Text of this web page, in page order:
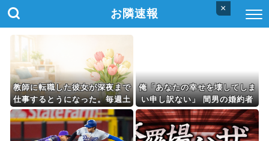
×
お隣速報
教師に転職した彼女が深夜まで
仕事するとうになった。毎週土
日を空けても月に数回しか会え
ず…もう結婚生活が想像できな
い。
俺「あなたの幸せを壊してしま
い申し訳ない」 間男の婚約者
「私は結婚する前でしたか
ら……..」 俺「そう言ってくだ
さると助かります」 間男婚約